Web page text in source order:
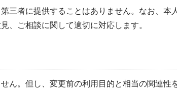
三者に提供することはありません。なお、本
、ご相談に関して適切に対応します。
ん。但し、変更前の利用目的と相当の関連性